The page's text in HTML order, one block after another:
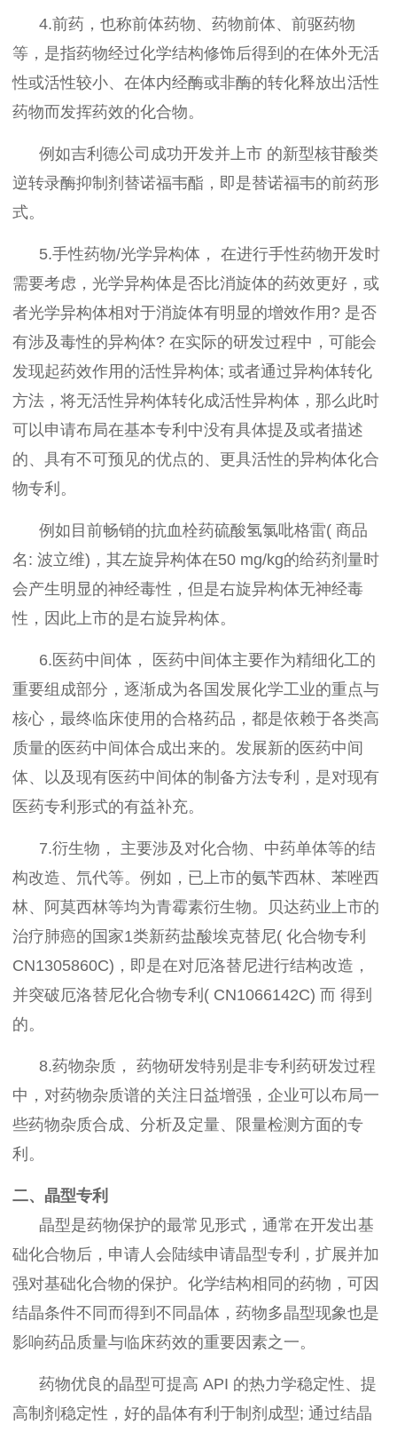
4.前药，也称前体药物、药物前体、前驱药物
等，是指药物经过化学结构修饰后得到的在体外无活
性或活性较小、在体内经酶或非酶的转化释放出活性
药物而发挥药效的化合物。
例如吉利德公司成功开发并上市 的新型核苷酸类
逆转录酶抑制剂替诺福韦酯，即是替诺福韦的前药形
式。
5.手性药物/光学异构体， 在进行手性药物开发时
需要考虑，光学异构体是否比消旋体的药效更好，或
者光学异构体相对于消旋体有明显的增效作用? 是否
有涉及毒性的异构体? 在实际的研发过程中，可能会
发现起药效作用的活性异构体; 或者通过异构体转化
方法，将无活性异构体转化成活性异构体，那么此时
可以申请布局在基本专利中没有具体提及或者描述
的、具有不可预见的优点的、更具活性的异构体化合
物专利。
例如目前畅销的抗血栓药硫酸氢氯吡格雷( 商品
名: 波立维)，其左旋异构体在50 mg/kg的给药剂量时
会产生明显的神经毒性，但是右旋异构体无神经毒
性，因此上市的是右旋异构体。
6.医药中间体， 医药中间体主要作为精细化工的
重要组成部分，逐渐成为各国发展化学工业的重点与
核心，最终临床使用的合格药品，都是依赖于各类高
质量的医药中间体合成出来的。发展新的医药中间
体、以及现有医药中间体的制备方法专利，是对现有
医药专利形式的有益补充。
7.衍生物， 主要涉及对化合物、中药单体等的结
构改造、氘代等。例如，已上市的氨苄西林、苯唑西
林、阿莫西林等均为青霉素衍生物。贝达药业上市的
治疗肺癌的国家1类新药盐酸埃克替尼( 化合物专利
CN1305860C)，即是在对厄洛替尼进行结构改造，
并突破厄洛替尼化合物专利( CN1066142C) 而 得到
的。
8.药物杂质， 药物研发特别是非专利药研发过程
中，对药物杂质谱的关注日益增强，企业可以布局一
些药物杂质合成、分析及定量、限量检测方面的专
利。
二、晶型专利
晶型是药物保护的最常见形式，通常在开发出基
础化合物后，申请人会陆续申请晶型专利，扩展并加
强对基础化合物的保护。化学结构相同的药物，可因
结晶条件不同而得到不同晶体，药物多晶型现象也是
影响药品质量与临床药效的重要因素之一。
药物优良的晶型可提高 API 的热力学稳定性、提
高制剂稳定性，好的晶体有利于制剂成型; 通过结晶